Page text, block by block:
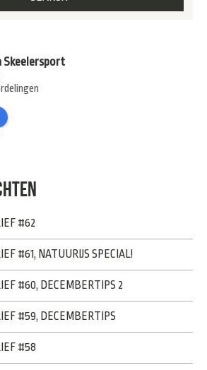
Skeelersport
#62
#61, NATUURIJS SPECIAL!
#60, DECEMBERTIPS 2
#59, DECEMBERTIPS
#58